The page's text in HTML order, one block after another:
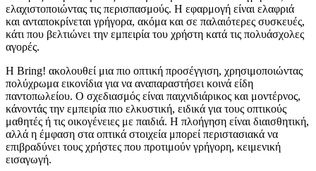
ελαχιστοποιώντας τις περισπασμούς. Η εφαρμογή είναι ελαφριά
και ανταποκρίνεται γρήγορα, ακόμα και σε παλαιότερες συσκευές,
κάτι που βελτιώνει την εμπειρία του χρήστη κατά τις πολυάσχολες
αγορές.
Η Bring! ακολουθεί μια πιο οπτική προσέγγιση, χρησιμοποιώντας
πολύχρωμα εικονίδια για να αναπαραστήσει κοινά είδη
παντοπωλείου. Ο σχεδιασμός είναι παιχνιδιάρικος και μοντέρνος,
κάνοντάς την εμπειρία πιο ελκυστική, ειδικά για τους οπτικούς
μαθητές ή τις οικογένειες με παιδιά. Η πλοήγηση είναι διαισθητική,
αλλά η έμφαση στα οπτικά στοιχεία μπορεί περιστασιακά να
επιβραδύνει τους χρήστες που προτιμούν γρήγορη, κειμενική
εισαγωγή.